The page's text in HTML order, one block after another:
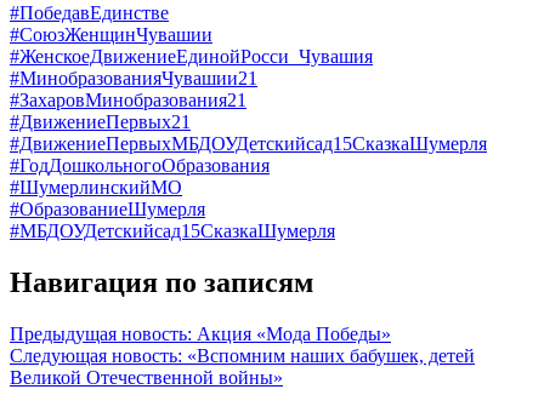
#ПобедавЕдинстве
#СоюзЖенщинЧувашии
#ЖенскоеДвижениеЕдинойРосси_Чувашия
#МинобразованияЧувашии21
#ЗахаровМинобразования21
#ДвижениеПервых21
#ДвижениеПервыхМБДОУДетскийсад15СказкаШумерля
#ГодДошкольногоОбразования
#ШумерлинскийМО
#ОбразованиеШумерля
#МБДОУДетскийсад15СказкаШумерля
Навигация по записям
Предыдущая новость: Акция «Мода Победы»
Следующая новость: «Вспомним наших бабушек, детей
Великой Отечественной войны»